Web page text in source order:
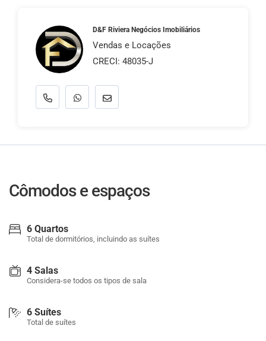
D&F Riviera Negócios Imobiliários
Vendas e Locações
CRECI: 48035-J
Cômodos e espaços
6 Quartos
Total de dormitórios, incluindo as suítes
4 Salas
Considera-se todos os tipos de sala
6 Suítes
Total de suítes